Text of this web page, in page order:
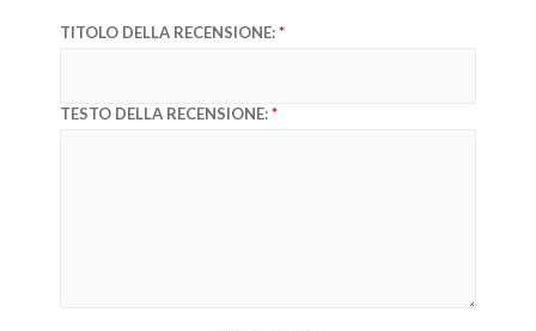
TITOLO DELLA RECENSIONE:
TESTO DELLA RECENSIONE: